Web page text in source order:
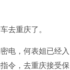
去重庆了。
电，何表姐已经入
令，去重庆接受保